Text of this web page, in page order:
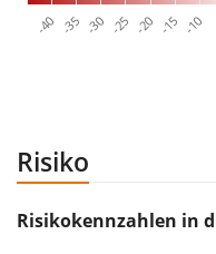
-40 -35 -30 -25 -20 -15 -10
Risiko
Risikokennzahlen in